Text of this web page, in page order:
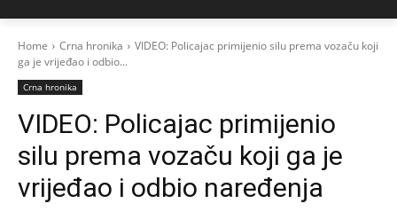
Home Crna hronika
VIDEO: Policajac primijenio silu prema vozaču koji
ga je vrijeđao i odbio...
Crna hronika
VIDEO: Policajac primijenio
silu prema vozaču koji ga je
vrijeđao i odbio naređenja